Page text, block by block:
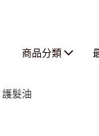
商品分類
護髮油